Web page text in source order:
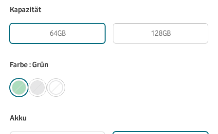
Kapazität
64GB 128GB
Farbe : Grün
Akku